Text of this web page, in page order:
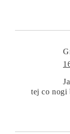
tej co nogi